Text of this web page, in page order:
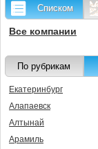
Списком
Все компании
По рубрикам
Екатеринбург
Алапаевск
Алтынай
Арамиль